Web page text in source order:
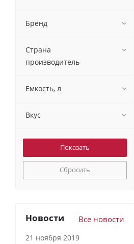
Бренд
Страна
производитель
Емкость, л
Вкус
Сбросить
Новости Все новости
21 ноября 2019